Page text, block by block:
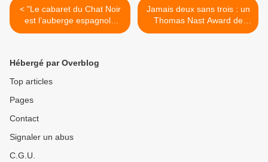
< "Le cabaret du Chat Noir
est l’auberge espagnole
d’une avant-garde fantôme,
entretien avec Eric Janicot
Jamais deux sans trois : un
Thomas Nast Award de
plus pour Patrick Chappatte
Hébergé par Overblog
Top articles
Pages
Contact
Signaler un abus
C.G.U.